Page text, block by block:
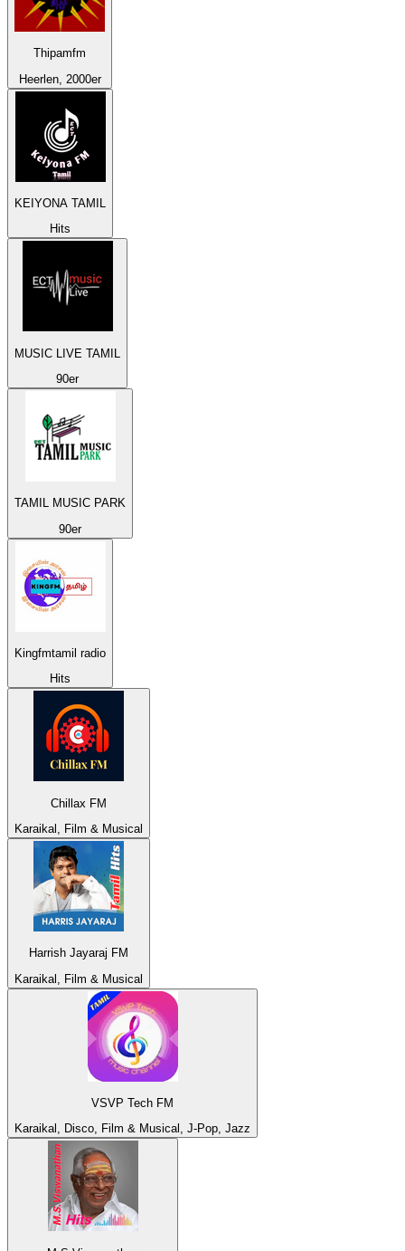
Thipamfm
Heerlen, 2000er
KEIYONA TAMIL
Hits
MUSIC LIVE TAMIL
90er
TAMIL MUSIC PARK
90er
Kingfmtamil radio
Hits
Chillax FM
Karaikal, Film & Musical
Harrish Jayaraj FM
Karaikal, Film & Musical
VSVP Tech FM
Karaikal, Disco, Film & Musical, J-Pop, Jazz